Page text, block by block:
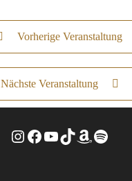
Vorherige Veranstaltung
Nächste Veranstaltung
Instagram
Facebook
YouTube
TikTokAmazon
Spotify